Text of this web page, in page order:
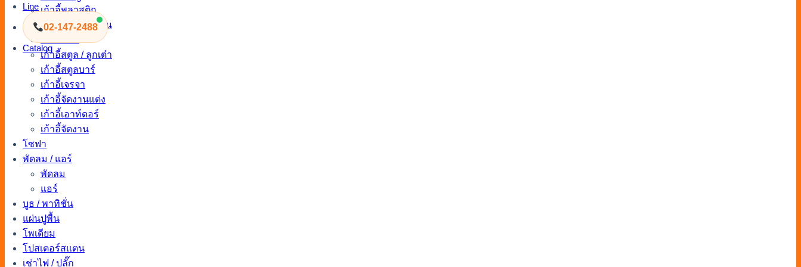
Line
02-147-2488
Catalog
เก้าอี้พลาสติก
เก้าอี้นวมโมเดิร์น
เก้าอี้สตูล / ลูกเต๋า
เก้าอี้สตูลบาร์
เก้าอี้เจรจา
เก้าอี้จัดงานแต่ง
เก้าอี้เอาท์ดอร์
เก้าอี้จัดงาน
โซฟา
พัดลม / แอร์
พัดลม
แอร์
บูธ / พาทิชั่น
แผ่นปูพื้น
โพเดียม
โปสเตอร์สแตน
เช่าไฟ / ปลั๊ก